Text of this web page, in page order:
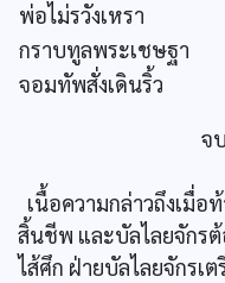
พ่อไม่รวังเหรา
กราบทูลพระเชษฐา
จอมทัพสั่งเดินริ้ว
จ
เนื้อความกล่าวถึงเมื่อ
สิ้นชีพ และบัลไลยจักร
ไส้ศึก ฝ่ายบัลไลยจักร